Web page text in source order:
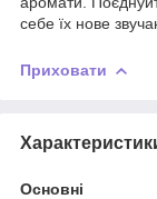
себе їх нове
Приховати
Основні